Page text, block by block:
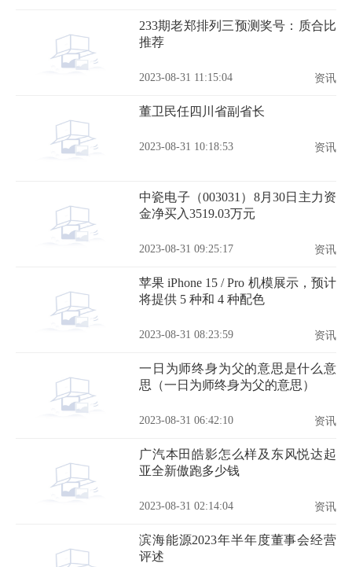
233期老郑排列三预测奖号：质合比
推荐
2023-08-31 11:15:04 资讯
董卫民任四川省副省长
2023-08-31 10:18:53 资讯
中瓷电子（003031）8月30日主力资
金净买入3519.03万元
2023-08-31 09:25:17 资讯
苹果 iPhone 15 / Pro 机模展示，预计
将提供 5 种和 4 种配色
2023-08-31 08:23:59 资讯
一日为师终身为父的意思是什么意
思（一日为师终身为父的意思）
2023-08-31 06:42:10 资讯
广汽本田皓影怎么样及东风悦达起
亚全新傲跑多少钱
2023-08-31 02:14:04 资讯
滨海能源2023年半年度董事会经营
评述